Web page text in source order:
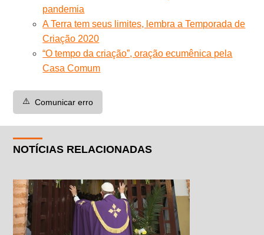
pandemia
A Terra tem seus limites, lembra a Temporada de
Criação 2020
“O tempo da criação”, oração ecumênica pela
Casa Comum
⚠️ Comunicar erro
NOTÍCIAS RELACIONADAS